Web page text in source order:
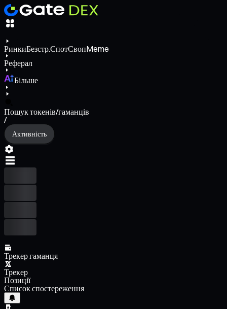
РинкиБезстр.СпотСвопMeme
Реферал
Більше
Пошук токенів/гаманців
/
Активність
Трекер гаманця
Трекер
Позиції
Список спостереження